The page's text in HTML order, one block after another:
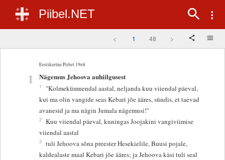
Piibel.NET
< 1 48 >
Eestikeelne Piibel 1968
1 Nägemus Jehoova auhiilgusest
1
"Kolmekümnendal aastal, neljanda kuu viiendal päeval,
kui ma olin vangide seas Kebari jõe ääres, sündis, et taevad
avanesid ja ma nägin Jumala nägemusi!"
2 Kuu viiendal päeval, kuningas Joojakini vangiviimise
viiendal aastal
3 tuli Jehoova sõna preester Hesekielile, Buusi pojale,
kaldealaste maal Kebari jõe ääres; ja Jehoova käsi tuli seal